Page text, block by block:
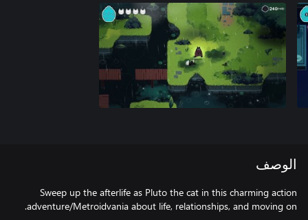
الوصف
Sweep up the afterlife as Pluto the cat in this charming action